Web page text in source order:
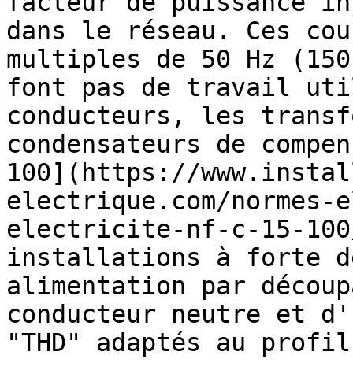
dans le réseau. Ces
multiples de 50 Hz
font pas de travail
conducteurs, les
condensateurs de
100](https://
electrique.com/normes-
electricite-nf-c-15-100/
installations à forte
alimentation par
conducteur neutre et
"THD" adaptés au